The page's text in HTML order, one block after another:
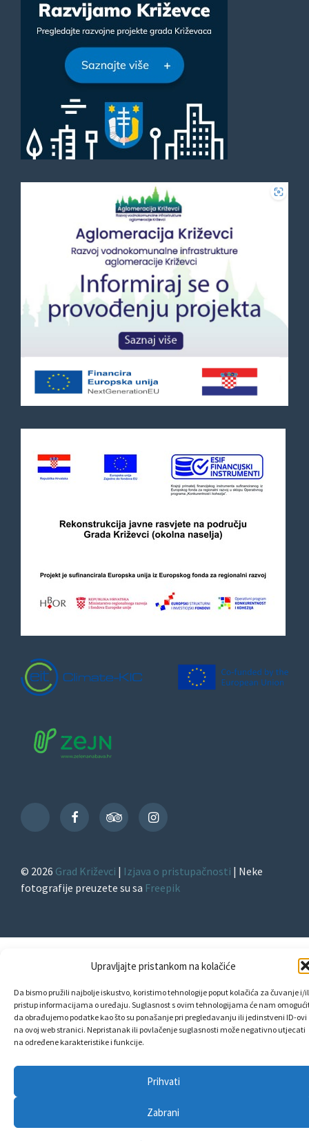
Upravljajte pristankom na kolačiće
Da bismo pružili najbolje iskustvo, koristimo tehnologije poput kolačića za čuvanje i/
pristup informacijama o uređaju. Suglasnost s ovim tehnologijama će nam
da obrađujemo podatke kao što su ponašanje pri pregledavanju ili jedinstveni ID-ovi
na ovoj web stranici. Nepristanak ili povlačenje suglasnosti može negativno utjecati
na određene karakteristike i funkcije.
Prihvati
Zabrani
TikTok
FacebookTripAdvisorInstagram
© 2026 Grad Križevci | Izjava o pristupačnosti | Neke
fotografije preuzete su sa Freepik